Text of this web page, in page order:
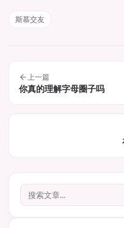
斯慕交友
上一篇
你真的理解字母圈子吗